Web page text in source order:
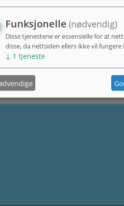
Funksjonelle (nødvendig)
Disse tjenestene er essensielle for at
disse, da nettsiden ellers ikke vil
↓ 1 tjeneste